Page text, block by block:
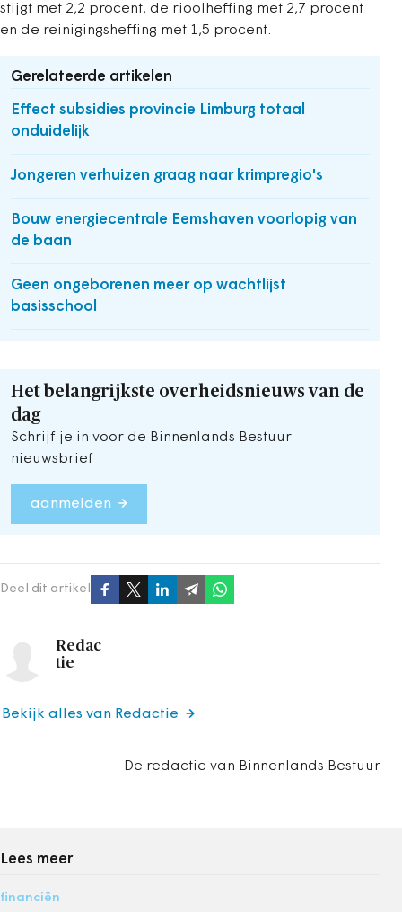
stijgt met 2,2 procent, de rioolheffing met 2,7 procent
en de reinigingsheffing met 1,5 procent.
Gerelateerde artikelen
Effect subsidies provincie Limburg totaal
onduidelijk
Jongeren verhuizen graag naar krimpregio's
Bouw energiecentrale Eemshaven voorlopig van
de baan
Geen ongeborenen meer op wachtlijst
basisschool
Het belangrijkste overheidsnieuws van de
dag
Schrijf je in voor de Binnenlands Bestuur
nieuwsbrief
aanmelden
Deel dit artikel
Redac
tie
De redactie van Binnenlands Bestuur
Bekijk alles van Redactie
Lees meer
financiën